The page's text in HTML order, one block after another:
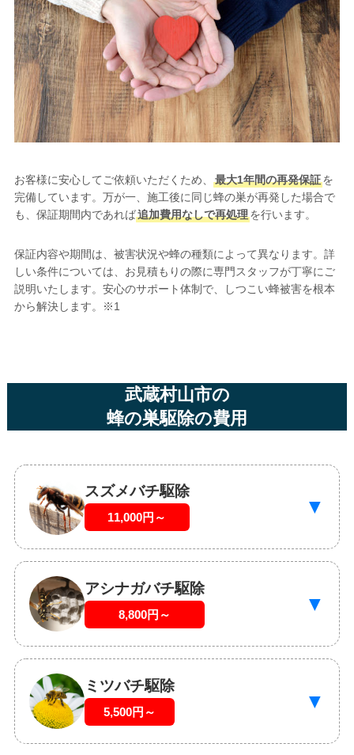
お客様に安心してご依頼いただくため、 最大1年間の再発保証を
完備しています。万が一、施工後に同じ蜂の巣が再発した場合で
も、保証期間内であれば追加費用なしで再処理を行います。
保証内容や期間は、被害状況や蜂の種類によって異なります。詳
しい条件については、お見積もりの際に専門スタッフが丁寧にご
説明いたします。安心のサポート体制で、しつこい蜂被害を根本
から解決します。※1
武蔵村山市の
蜂の巣駆除の費用
スズメバチ駆除
11,000円～ ▼
アシナガバチ駆除
8,800円～ ▼
ミツバチ駆除
5,500円～ ▼